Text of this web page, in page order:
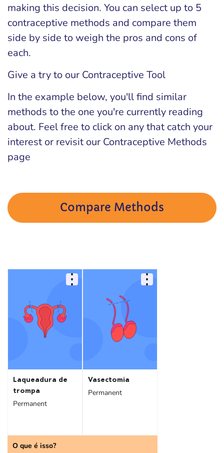
making this decision. You can select up to 5
contraceptive methods and compare them
side by side to weigh the pros and cons of
each.
Give a try to our Contraceptive Tool
In the example below, you'll find similar
methods to the one you're currently reading
about. Feel free to click on any that catch your
interest or revisit our Contraceptive Methods
page
Compare Methods
Laqueadura de
trompa
Permanent
O que é isso?
Vasectomia
Permanent